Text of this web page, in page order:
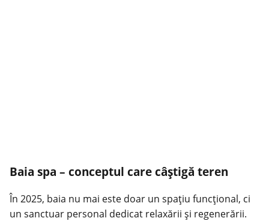
Baia spa – conceptul care câștigă teren
În 2025, baia nu mai este doar un spațiu funcțional, ci
un sanctuar personal dedicat relaxării și regenerării.